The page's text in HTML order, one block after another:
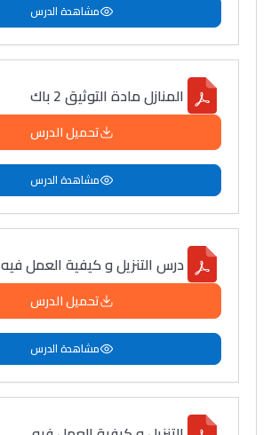
مشاهدة الدرس
المنازل مادة التوثيق 2 باك
تحميل الدرس
مشاهدة الدرس
درس التنزيل و كيفية العمل فيه
تحميل الدرس
مشاهدة الدرس